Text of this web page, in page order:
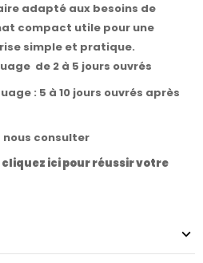
adapté aux besoins de
compact utile pour une
simple et pratique.
de 2 à 5 jours ouvrés
: 5 à 10 jours ouvrés après
nous consulter
cliquez ici pour réussir votre